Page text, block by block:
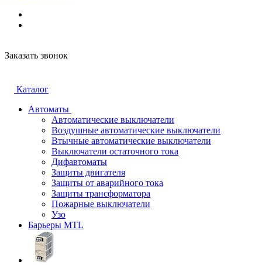
Заказать звонок
Каталог
Автоматы
Автоматические выключатели
Воздушные автоматические выключатели
Втычные автоматические выключатели
Выключатели остаточного тока
Дифавтоматы
Защиты двигателя
Защиты от аварийного тока
Защиты трансформатора
Пожарные выключатели
Узо
Барьеры MTL